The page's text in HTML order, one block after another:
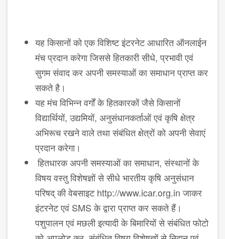
यह किसानों को एक विशिष्‍ट इंटरनेट आधारित ऑनलाईन
मंच प्रदान करेगा जिससे हितकारी सीधे, प्रभावी एवं
सुगम संवाद कर अपनी समस्‍याओं का समाधान प्राप्‍त कर
सकते है।
यह मंच विभिन्‍न वर्गों के हितकारकों जैसे किसानों
विद्यार्थियों, उद्यमियों, अनुसंधानकर्ताओं एवं कृषि क्षेत्र
अभिरूच रखने वाले तथा संबंधित क्षेत्रों को अपनी सेवाएं
प्रदान करेगा।
हितधारक अपनी समस्‍याओं का समाधान, संस्‍थानों के
विषय वस्‍तु विशेषज्ञों से सीधे भारतीय कृषि अनुसंधान
परिषद् की वेबसाइट http://www.icar.org.in जाकर
इंटरनेट एवं SMS के द्वारा प्राप्‍त कर सकते हैं।
पशुपालन एवं मछली इत्‍यादी के बिमारियों से संबंधित फोटो